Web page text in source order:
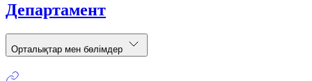
Департамент
Орталықтар мен бөлімдер